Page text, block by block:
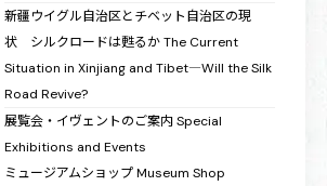
新疆ウイグル自治区とチベット自治区の現
状 シルクロードは甦るかThe Current
Situation in Xinjiang and Tibet―Will the Silk
Road Revive?
展覧会・イヴェントのご案内Special
Exhibitions and Events
ミュージアムショップ Museum Shop